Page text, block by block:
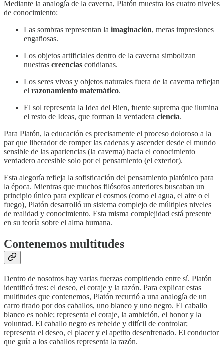
Mediante la analogía de la caverna, Platón muestra los cuatro niveles
de conocimiento:
Las sombras representan la imaginación, meras impresiones
engañosas.
Los objetos artificiales dentro de la caverna simbolizan
nuestras creencias cotidianas.
Los seres vivos y objetos naturales fuera de la caverna reflejan
el razonamiento matemático.
El sol representa la Idea del Bien, fuente suprema que ilumina
el resto de Ideas, que forman la verdadera ciencia.
Para Platón, la educación es precisamente el proceso doloroso a la
par que liberador de romper las cadenas y ascender desde el mundo
sensible de las apariencias (la caverna) hacia el conocimiento
verdadero accesible solo por el pensamiento (el exterior).
Esta alegoría refleja la sofisticación del pensamiento platónico para
la época. Mientras que muchos filósofos anteriores buscaban un
principio único para explicar el cosmos (como el agua, el aire o el
fuego), Platón desarrolló un sistema complejo de múltiples niveles
de realidad y conocimiento. Esta misma complejidad está presente
en su teoría sobre el alma humana.
Contenemos multitudes
Dentro de nosotros hay varias fuerzas compitiendo entre sí. Platón
identificó tres: el deseo, el coraje y la razón. Para explicar estas
multitudes que contenemos, Platón recurrió a una analogía de un
carro tirado por dos caballos, uno blanco y uno negro. El caballo
blanco es noble; representa el coraje, la ambición, el honor y la
voluntad. El caballo negro es rebelde y difícil de controlar;
representa el deseo, el placer y el apetito desenfrenado. El conductor
que guía a los caballos representa la razón.